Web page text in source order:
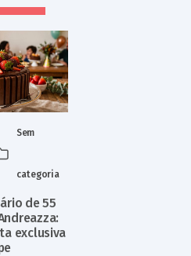
Sem
categoria
de 55
exclusiva